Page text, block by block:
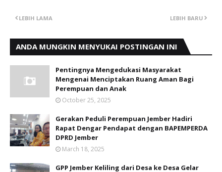
LEBIH BARU
LEBIH LAMA
ANDA MUNGKIN MENYUKAI POSTINGAN INI
Pentingnya Mengedukasi Masyarakat
Mengenai Menciptakan Ruang Aman Bagi
Perempuan dan Anak
October 25, 2025
Gerakan Peduli Perempuan Jember Hadiri
Rapat Dengar Pendapat dengan BAPEMPERDA
DPRD Jember
March 18, 2025
GPP Jember Keliling dari Desa ke Desa Gelar